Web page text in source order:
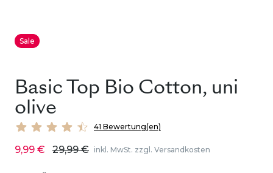
Sale
Basic Top Bio Cotton, uni
olive
41 Bewertung(en)
9,99 € 29,99 € inkl. MwSt. zzgl. Versandkosten